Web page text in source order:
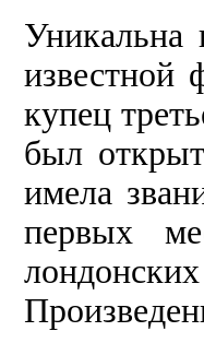
Уникальна
известной
купец
был
имела
первых